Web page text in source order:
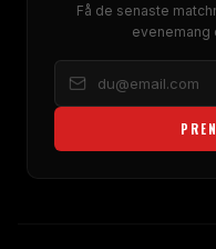
Få de senaste
evenemang